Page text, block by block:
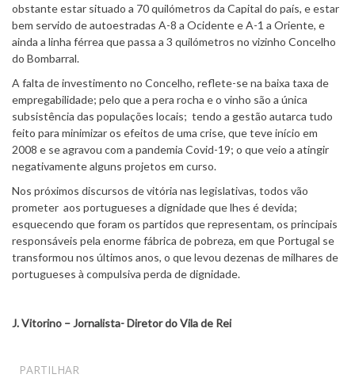
obstante estar situado a 70 quilómetros da Capital do país, e estar
bem servido de autoestradas A-8 a Ocidente e A-1 a Oriente, e
ainda a linha férrea que passa a 3 quilómetros no vizinho Concelho
do Bombarral.
A falta de investimento no Concelho, reflete-se na baixa taxa de
empregabilidade; pelo que a pera rocha e o vinho são a única
subsistência das populações locais; tendo a gestão autarca tudo
feito para minimizar os efeitos de uma crise, que teve início em
2008 e se agravou com a pandemia Covid-19; o que veio a atingir
negativamente alguns projetos em curso.
Nos próximos discursos de vitória nas legislativas, todos vão
prometer aos portugueses a dignidade que lhes é devida;
esquecendo que foram os partidos que representam, os principais
responsáveis pela enorme fábrica de pobreza, em que Portugal se
transformou nos últimos anos, o que levou dezenas de milhares de
portugueses à compulsiva perda de dignidade.
J. Vitorino – Jornalista-Diretor do Vila de Rei
PARTILHAR